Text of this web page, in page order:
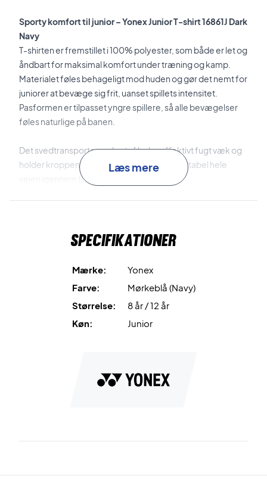
Sporty komfort til junior – Yonex Junior T-shirt 16861J Dark
Navy
T-shirten er fremstillet i 100% polyester, som både er let og
åndbart for maksimal komfort under træning og kamp.
Materialet føles behageligt mod huden og gør det nemt for
juniorer at bevæge sig frit, uanset spillets intensitet.
Pasformen er tilpasset yngre spillere, så alle bevægelser
føles naturlige på banen.
Det svedtransporterende stof leder effektivt fugt væk og
holder kroppen tør, så man forbliver komfortabel hele
vejen igennem træningen.
Læs mere
Specifikationer
Mærke:
Yonex
Farve:
Mørkeblå (Navy)
Størrelse:
8 år / 12 år
Køn:
Junior